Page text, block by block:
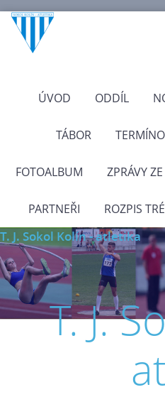
ÚVOD ODDÍL
TÁBOR
FOTOALBUM ZPRÁVY
PARTNEŘI ROZPIS
T. J. Sokol Kolín - atletika
T. J.